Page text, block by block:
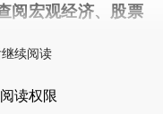
阅宏观经济、股票
续阅读
读权限